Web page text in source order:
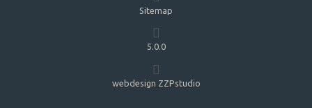
Sitemap
5.0.0
webdesign ZZPstudio